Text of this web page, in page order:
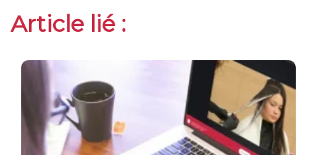
Article lié :